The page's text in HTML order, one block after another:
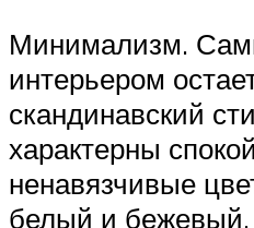
Минимализм.
интерьером
скандинавский
характерны
ненавязчивые
белый и бежевый.